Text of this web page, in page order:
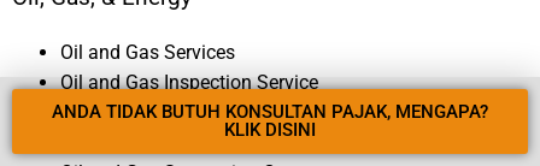
Oil and Gas Services
Oil and Gas Inspection Service
Oil and Gas Contractor
ANDA TIDAK BUTUH KONSULTAN PAJAK, MENGAPA?
KLIK DISINI